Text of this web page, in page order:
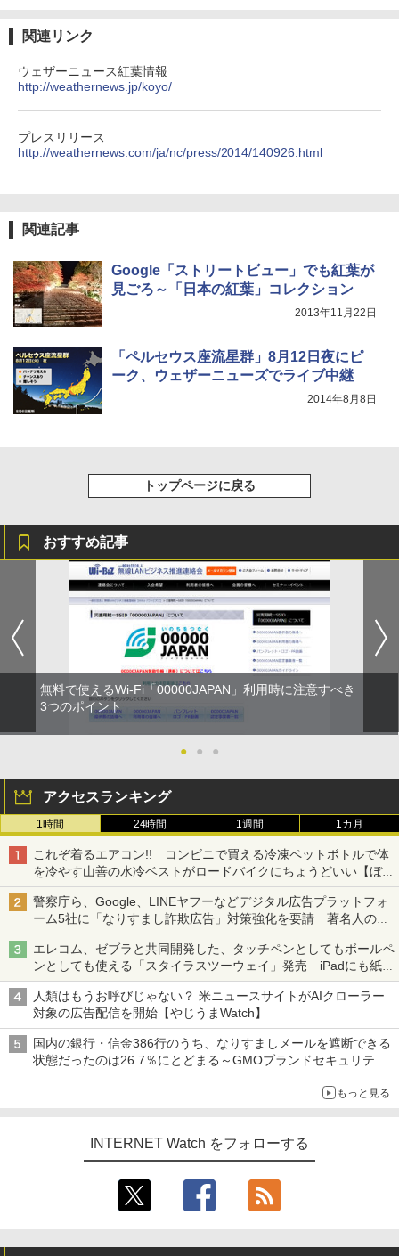
関連リンク
ウェザーニュース紅葉情報
http://weathernews.jp/koyo/
プレスリリース
http://weathernews.com/ja/nc/press/2014/140926.html
関連記事
Google「ストリートビュー」でも紅葉が
見ごろ～「日本の紅葉」コレクション
2013年11月22日
「ペルセウス座流星群」8月12日夜にピ
ーク、ウェザーニューズでライブ中継
2014年8月8日
トップページに戻る
おすすめ記事
無料で使えるWi-Fi「00000JAPAN」利用時に注意すべき
3つのポイント
● ● ●
アクセスランキング
1時間 24時間 1週間 1カ月
これぞ着るエアコン!! コンビニで買える冷凍ペットボトルで体
を冷やす山善の水冷ベストがロードバイクにちょうどいい【ぼっ
ち・ざ・ろーど！その14】【空いた時間でなにしてる？】
警察庁ら、Google、LINEヤフーなどデジタル広告プラットフォ
ーム5社に「なりすまし詐欺広告」対策強化を要請 著名人の写
真や映像を使った投資詐欺などへの対策として
エレコム、ゼブラと共同開発した、タッチペンとしてもボールペ
ンとしても使える「スタイラスツーウェイ」発売 iPadにも紙に
も、持ち替えずに書き込める
人類はもうお呼びじゃない？ 米ニュースサイトがAIクローラー
対象の広告配信を開始【やじうまWatch】
国内の銀行・信金386行のうち、なりすましメールを遮断できる
状態だったのは26.7％にとどまる～GMOブランドセキュリティ
もっと見る
INTERNET Watch をフォローする